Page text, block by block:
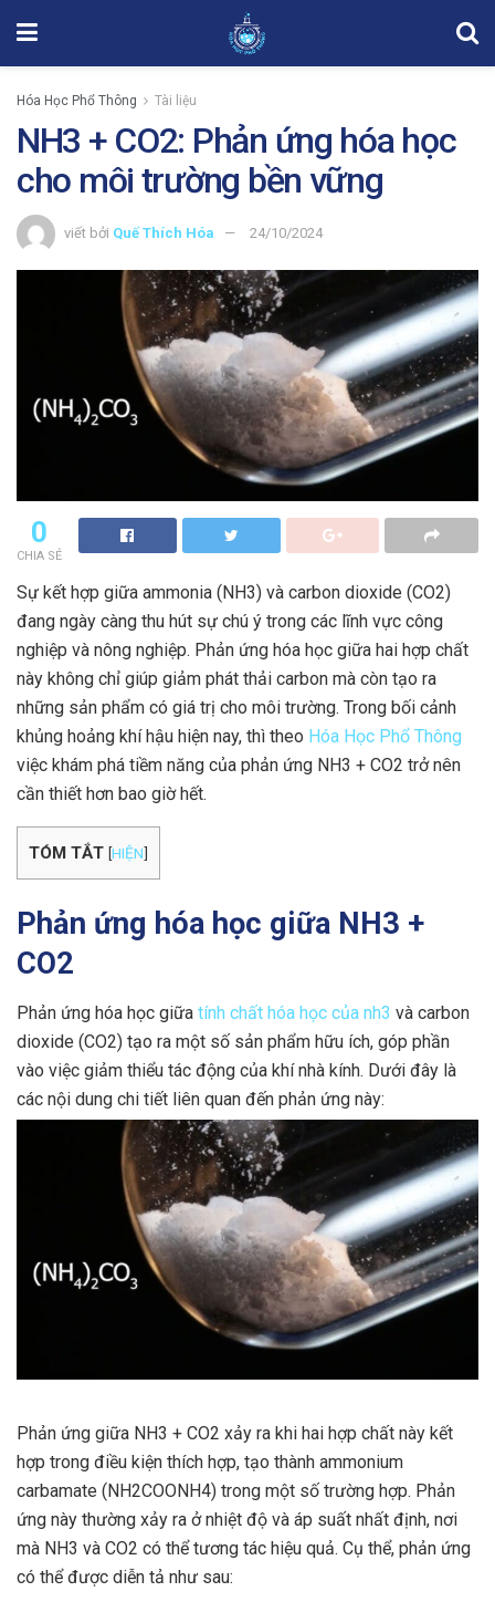
Hóa Học Phổ Thông Tài liệu
NH3 + CO2: Phản ứng hóa học
cho môi trường bền vững
viết bởi Quế Thích Hóa 24/10/2024
0
CHIA SẺ
Sự kết hợp giữa ammonia (NH3) và carbon dioxide (CO2)
đang ngày càng thu hút sự chú ý trong các lĩnh vực công
nghiệp và nông nghiệp. Phản ứng hóa học giữa hai hợp chất
này không chỉ giúp giảm phát thải carbon mà còn tạo ra
những sản phẩm có giá trị cho môi trường. Trong bối cảnh
khủng hoảng khí hậu hiện nay, thì theo Hóa Học Phổ Thông
việc khám phá tiềm năng của phản ứng NH3 + CO2 trở nên
cần thiết hơn bao giờ hết.
TÓM TẮT [HIỆN]
Phản ứng hóa học giữa NH3 +
CO2
Phản ứng hóa học giữa tính chất hóa học của nh3 và carbon
dioxide (CO2) tạo ra một số sản phẩm hữu ích, góp phần
vào việc giảm thiểu tác động của khí nhà kính. Dưới đây là
các nội dung chi tiết liên quan đến phản ứng này:
Phản ứng giữa NH3 + CO2 xảy ra khi hai hợp chất này kết
hợp trong điều kiện thích hợp, tạo thành ammonium
carbamate (NH2COONH4) trong một số trường hợp. Phản
ứng này thường xảy ra ở nhiệt độ và áp suất nhất định, nơi
mà NH3 và CO2 có thể tương tác hiệu quả. Cụ thể, phản ứng
có thể được diễn tả như sau: